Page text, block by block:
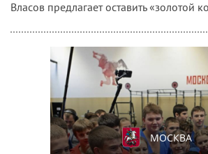
Власов предлагает оставить «золотой
МОСКВА